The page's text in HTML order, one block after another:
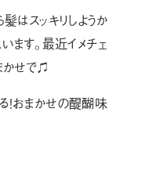
はスッキリしようか
ます。最近イメチェ
かせで♫
！おまかせの醍醐味